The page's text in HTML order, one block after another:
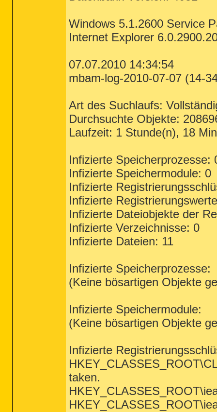
Windows 5.1.2600 Service
Internet Explorer
07.07.2010 14:34:54
mbam-log-2010-07-07 (14-
Art des Suchlaufs:
Durchsuchte Objekte:
Laufzeit: 1 Stunde(n), 18
Infizierte Speicherprozesse:
Infizierte Speichermodule: 0
Infizierte
Infizierte
Infizierte Dateiobjekte der
Infizierte Verzeichnisse: 0
Infizierte Dateien: 11
Infizierte Speicherprozesse:
(Keine bösartigen Objekte
Infizierte Speichermodule:
(Keine bösartigen Objekte
Infizierte
taken.